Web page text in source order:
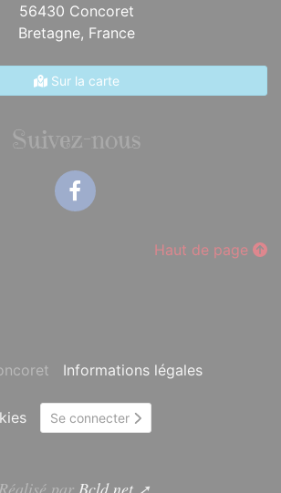
56430 Concoret
Bretagne, France
Sur la carte
Suivez-nous
Haut de page
Informations légales
Se connecter
Réalisé par Bcld.net